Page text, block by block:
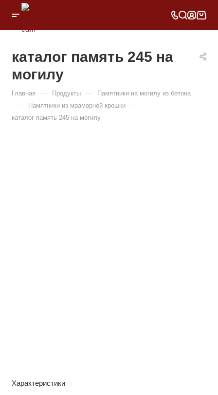
каталог память 245 на
могилу
Главная — Продукты — Памятники на могилу из бетона
— Памятники из мраморной крошки —
каталог память 245 на могилу
Характеристики